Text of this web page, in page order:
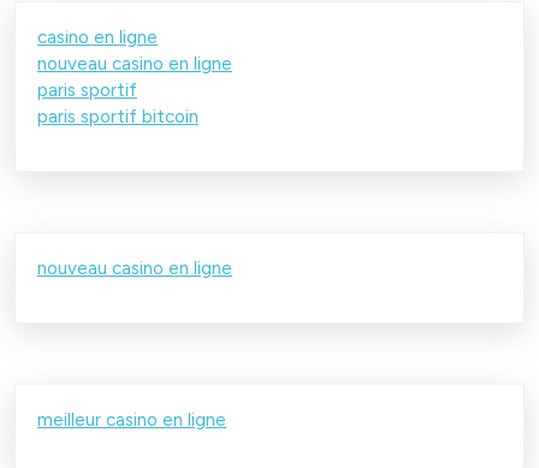
casino en ligne
nouveau casino en ligne
paris sportif
paris sportif bitcoin
nouveau casino en ligne
meilleur casino en ligne